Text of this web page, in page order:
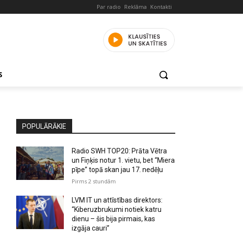
Par radio Reklāma Kontakti
POPULĀRĀKIE
Radio SWH TOP20: Prāta Vētra
un Fiņķis notur 1. vietu, bet “Miera
pīpe” topā skan jau 17. nedēļu
Pirms 2 stundām
LVM IT un attīstības direktors:
“Kiberuzbrukumi notiek katru
dienu – šis bija pirmais, kas
izgāja cauri”